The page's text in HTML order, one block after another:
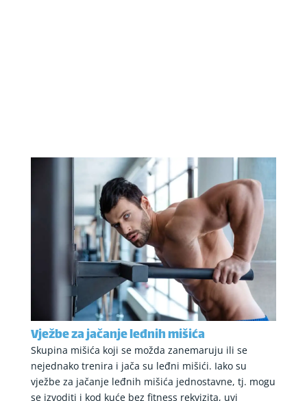
Vježbe za jačanje leđnih mišića
Skupina mišića koji se možda zanemaruju ili se
nejednako trenira i jača su leđni mišići. Iako su
vježbe za jačanje leđnih mišića jednostavne, tj. mogu
se izvoditi i kod kuće bez fitness rekvizita, uvi